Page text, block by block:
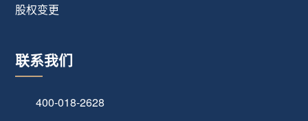
股权变更
联系我们
400-018-2628